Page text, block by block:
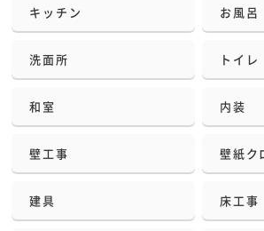
キッチン お風呂
洗面所 トイレ
和室 内装
壁工事 壁紙ク
建具 床工事